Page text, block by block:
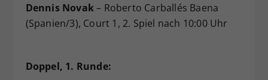
Dennis Novak– Roberto Carballés Baena
(Spanien/3), Court 1, 2. Spiel nach 10:00 Uhr
Doppel, 1. Runde: